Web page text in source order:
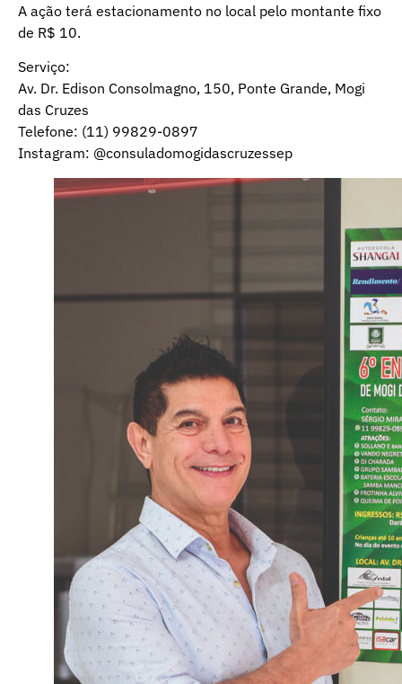
A ação terá estacionamento no local pelo montante fixo
de R$ 10.
Serviço:
Av. Dr. Edison Consolmagno, 150, Ponte Grande, Mogi
das Cruzes
Telefone: (11) 99829-0897
Instagram: @consuladomogidascruzessep